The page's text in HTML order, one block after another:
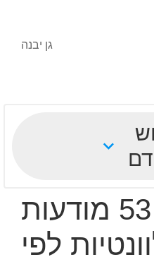
גן יבנה
נמצאו 53 מודעות
לפי